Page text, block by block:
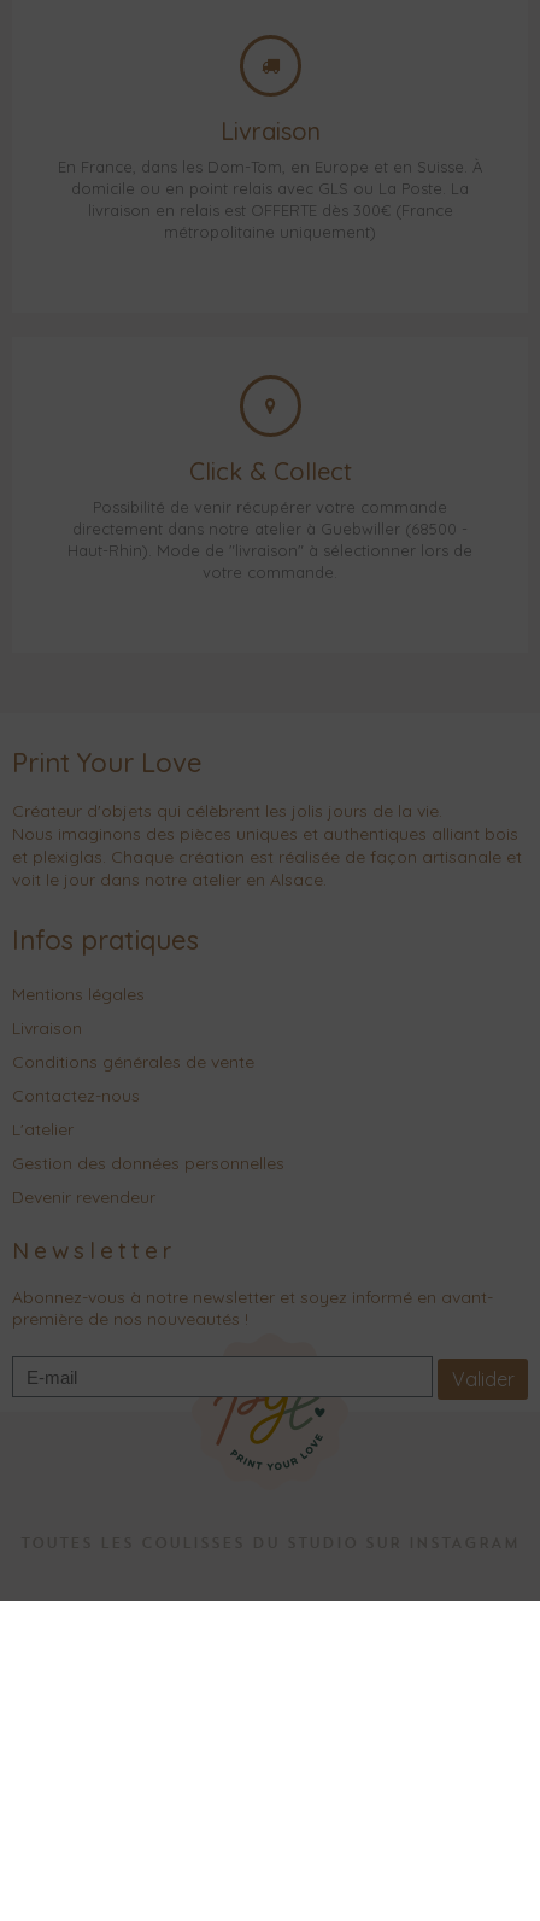
Livraison
En France, dans les Dom-Tom, en Europe et en Suisse. À
domicile ou en point relais avec GLS ou La Poste. La
livraison en relais est OFFERTE dès 300€ (France
métropolitaine uniquement)
Click & Collect
Possibilité de venir récupérer votre commande
directement dans notre atelier à Guebwiller (68500 -
Haut-Rhin). Mode de "livraison" à sélectionner lors de
votre commande.
Print Your Love
Créateur d'objets qui célèbrent les jolis jours de la vie.
Nous imaginons des pièces uniques et authentiques alliant bois
et plexiglas. Chaque création est réalisée de façon artisanale et
voit le jour dans notre atelier en Alsace.
Infos pratiques
Mentions légales
Livraison
Conditions générales de vente
Contactez-nous
L'atelier
Gestion des données personnelles
Devenir revendeur
Newsletter
Abonnez-vous à notre newsletter et soyez informé en avant-
première de nos nouveautés !
Valider